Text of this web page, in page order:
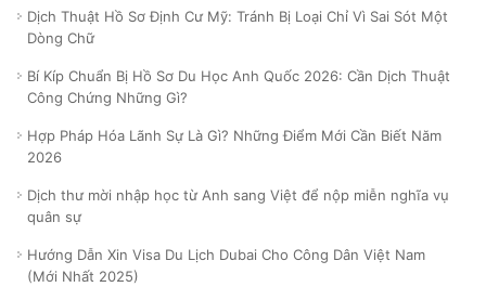
Dịch Thuật Hồ Sơ Định Cư Mỹ: Tránh Bị Loại Chỉ Vì Sai Sót Một
Dòng Chữ
Bí Kíp Chuẩn Bị Hồ Sơ Du Học Anh Quốc 2026: Cần Dịch Thuật
Công Chứng Những Gì?
Hợp Pháp Hóa Lãnh Sự Là Gì? Những Điểm Mới Cần Biết Năm
2026
Dịch thư mời nhập học từ Anh sang Việt để nộp miễn nghĩa vụ
quân sự
Hướng Dẫn Xin Visa Du Lịch Dubai Cho Công Dân Việt Nam
(Mới Nhất 2025)